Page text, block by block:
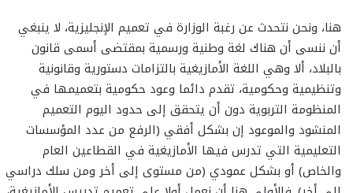
هنا، ونحن نتحدث عن رغبة الوزارة في تعميم الإنجليزية، لا ينبغي
أن ننسى أن هناك لغة وطنية ورسمية بمقتضى أسمى قانون
بالبلاد، ألا وهي اللغة الأمازيغية بالتزامات دستورية وقانونية
وتنظيمية وحكومية، تقدم دائما وعود حكومية بتعميمها في
المنظومة التربوية دون أن يتحقق إلى حدود اليوم التعميم
المنشود والموعود إن بشكل أفقي (الرفع من عدد المؤسسات
التعليمية التي تدرس فيها الأمازيغية في القطاعين العام
والخاص) أو بشكل عمودي (من مستوى إلى أخر ومن سلك دراسي